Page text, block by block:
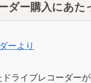
ダー購入にあた
ーより
ライブレコーダー